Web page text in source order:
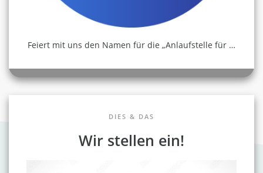
Feiert mit uns den Namen für die „Anlaufstelle für …
DIES & DAS
Wir stellen ein!